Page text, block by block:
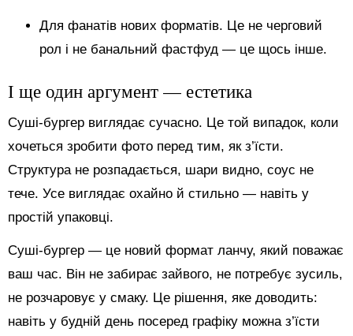
Для фанатів нових форматів. Це не черговий
рол і не банальний фастфуд — це щось інше.
І ще один аргумент — естетика
Суші-бургер виглядає сучасно. Це той випадок, коли
хочеться зробити фото перед тим, як з’їсти.
Структура не розпадається, шари видно, соус не
тече. Усе виглядає охайно й стильно — навіть у
простій упаковці.
Суші-бургер — це новий формат ланчу, який поважає
ваш час. Він не забирає зайвого, не потребує зусиль,
не розчаровує у смаку. Це рішення, яке доводить:
навіть у будній день посеред графіку можна з’їсти